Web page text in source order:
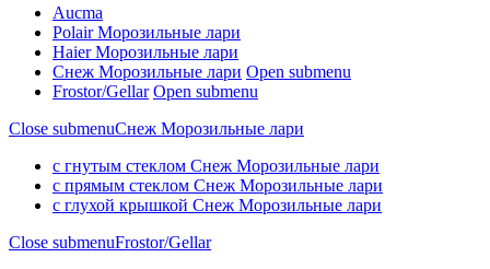
Aucma
Polair Морозильные лари
Haier Морозильные лари
Снеж Морозильные лари Open submenu
Frostor/Gellar Open submenu
Close submenuСнеж Морозильные лари
с гнутым стеклом Снеж Морозильные лари
с прямым стеклом Снеж Морозильные лари
с глухой крышкой Снеж Морозильные лари
Close submenuFrostor/Gellar